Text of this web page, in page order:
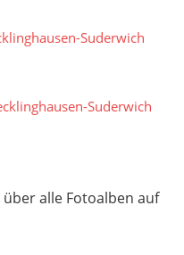
alle Fotoalben auf